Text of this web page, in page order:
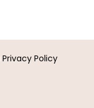
Privacy Policy